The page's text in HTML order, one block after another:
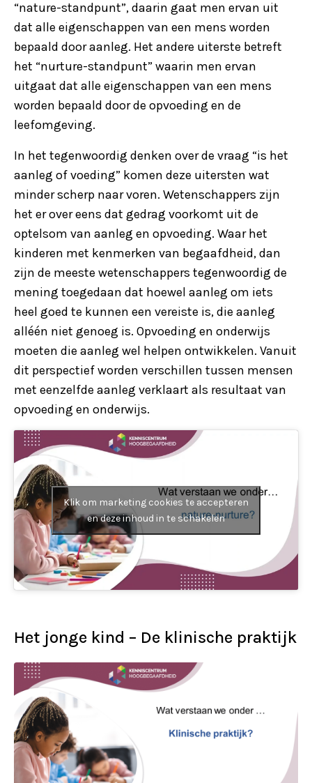
“nature-standpunt”, daarin gaat men ervan uit
dat alle eigenschappen van een mens worden
bepaald door aanleg. Het andere uiterste betreft
het “nurture-standpunt” waarin men ervan
uitgaat dat alle eigenschappen van een mens
worden bepaald door de opvoeding en de
leefomgeving.
In het tegenwoordig denken over de vraag “is het
aanleg of voeding” komen deze uitersten wat
minder scherp naar voren. Wetenschappers zijn
het er over eens dat gedrag voorkomt uit de
optelsom van aanleg en opvoeding. Waar het
kinderen met kenmerken van begaafdheid, dan
zijn de meeste wetenschappers tegenwoordig de
mening toegedaan dat hoewel aanleg om iets
heel goed te kunnen een vereiste is, die aanleg
alléén niet genoeg is. Opvoeding en onderwijs
moeten die aanleg wel helpen ontwikkelen. Vanuit
dit perspectief worden verschillen tussen mensen
met eenzelfde aanleg verklaart als resultaat van
opvoeding en onderwijs.
Klik om marketing cookies te accepteren
en deze inhoud in te schakelen
Het jonge kind – De klinische praktijk